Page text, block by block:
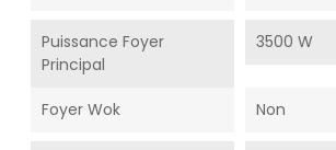
Puissance Foyer
Principal
3500 W
Foyer Wok Non